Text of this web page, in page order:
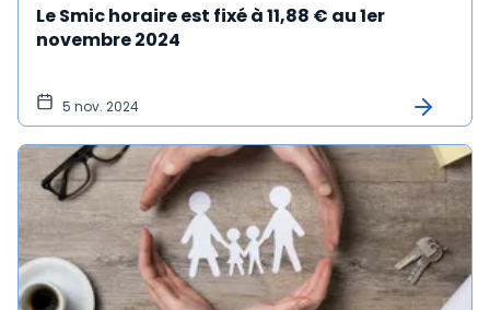
Le Smic horaire est fixé à 11,88 € au 1er
novembre 2024
5 nov. 2024